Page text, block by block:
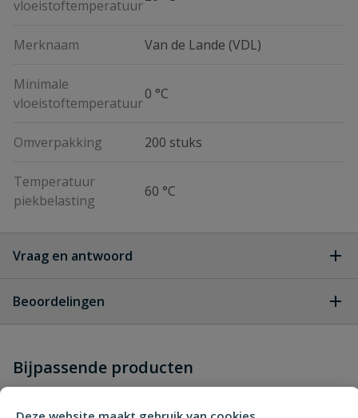
vloeistoftemperatuur
Merknaam Van de Lande (VDL)
Minimale
vloeistoftemperatuur
0 °C
Omverpakking 200 stuks
Temperatuur
piekbelasting
60 °C
Vraag en antwoord
dit product?
Beoordelingen
Schrijf zelf een beoordeling
Bijpassende producten